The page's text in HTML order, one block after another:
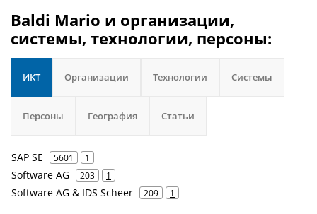
Baldi Mario и организации,
системы, технологии, персоны:
ИКТ Организации Технологии Системы
Персоны География Статьи
SAP SE 5601 1
Software AG 203 1
Software AG & IDS Scheer 209 1